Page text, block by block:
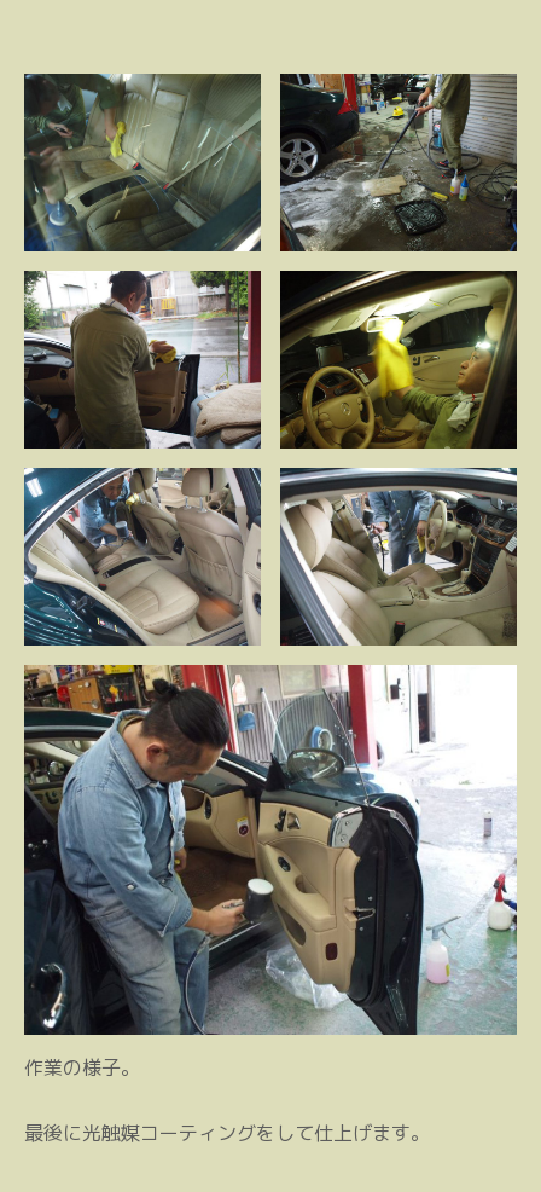
作業の様子。
最後に光触媒コーティングをして仕上げます。